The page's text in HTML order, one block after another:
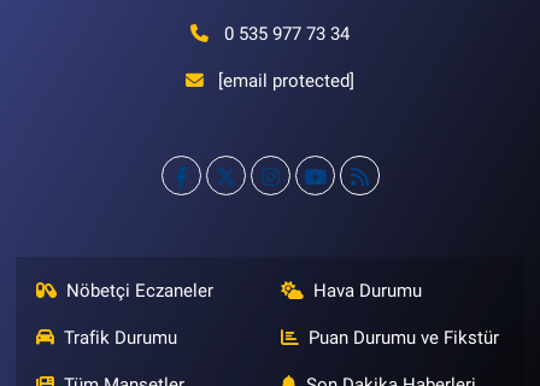
0 535 977 73 34
[email protected]
Nöbetçi Eczaneler Hava Durumu
Trafik Durumu Puan Durumu ve Fikstür